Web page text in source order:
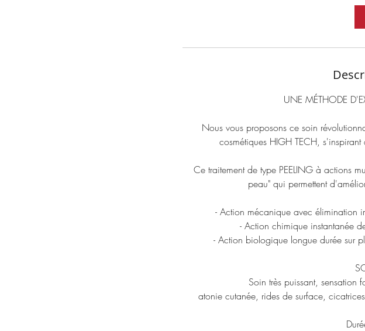
i
UNE MÉTHODE
Nous vous proposons ce soin
cosmétiques HIGH TECH, s'inspirant
Ce traitement de type PEELING à actions
peau" qui permettent
- Action mécanique avec élimination
- Action chimique instantanée
- Action biologique longue durée sur
Soin très puissant, sensation
atonie cutanée, rides de surface,